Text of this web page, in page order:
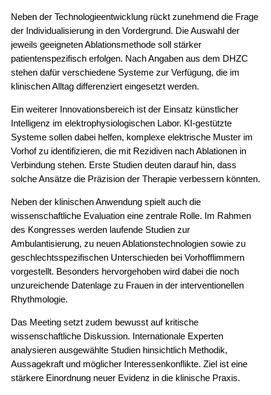
Neben der Technologieentwicklung rückt zunehmend die Frage
der Individualisierung in den Vordergrund. Die Auswahl der
jeweils geeigneten Ablationsmethode soll stärker
patientenspezifisch erfolgen. Nach Angaben aus dem DHZC
stehen dafür verschiedene Systeme zur Verfügung, die im
klinischen Alltag differenziert eingesetzt werden.
Ein weiterer Innovationsbereich ist der Einsatz künstlicher
Intelligenz im elektrophysiologischen Labor. KI-gestützte
Systeme sollen dabei helfen, komplexe elektrische Muster im
Vorhof zu identifizieren, die mit Rezidiven nach Ablationen in
Verbindung stehen. Erste Studien deuten darauf hin, dass
solche Ansätze die Präzision der Therapie verbessern könnten.
Neben der klinischen Anwendung spielt auch die
wissenschaftliche Evaluation eine zentrale Rolle. Im Rahmen
des Kongresses werden laufende Studien zur
Ambulantisierung, zu neuen Ablationstechnologien sowie zu
geschlechtsspezifischen Unterschieden bei Vorhofflimmern
vorgestellt. Besonders hervorgehoben wird dabei die noch
unzureichende Datenlage zu Frauen in der interventionellen
Rhythmologie.
Das Meeting setzt zudem bewusst auf kritische
wissenschaftliche Diskussion. Internationale Experten
analysieren ausgewählte Studien hinsichtlich Methodik,
Aussagekraft und möglicher Interessenkonflikte. Ziel ist eine
stärkere Einordnung neuer Evidenz in die klinische Praxis.